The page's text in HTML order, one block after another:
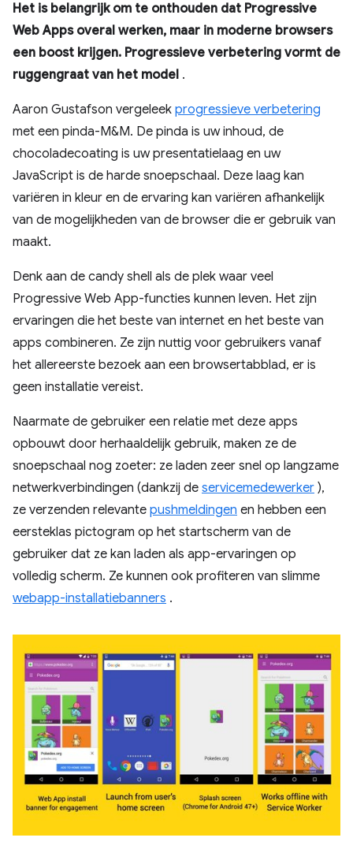
Het is belangrijk om te onthouden dat Progressive
Web Apps overal werken, maar in moderne browsers
een boost krijgen. Progressieve verbetering vormt de
ruggengraat van het model .
Aaron Gustafson vergeleek progressieve verbetering
met een pinda-M&M. De pinda is uw inhoud, de
chocoladecoating is uw presentatielaag en uw
JavaScript is de harde snoepschaal. Deze laag kan
variëren in kleur en de ervaring kan variëren afhankelijk
van de mogelijkheden van de browser die er gebruik van
maakt.
Denk aan de candy shell als de plek waar veel
Progressive Web App-functies kunnen leven. Het zijn
ervaringen die het beste van internet en het beste van
apps combineren. Ze zijn nuttig voor gebruikers vanaf
het allereerste bezoek aan een browsertabblad, er is
geen installatie vereist.
Naarmate de gebruiker een relatie met deze apps
opbouwt door herhaaldelijk gebruik, maken ze de
snoepschaal nog zoeter: ze laden zeer snel op langzame
netwerkverbindingen (dankzij de servicemedewerker ),
ze verzenden relevante pushmeldingen en hebben een
eersteklas pictogram op het startscherm van de
gebruiker dat ze kan laden als app-ervaringen op
volledig scherm. Ze kunnen ook profiteren van slimme
webapp-installatiebanners .